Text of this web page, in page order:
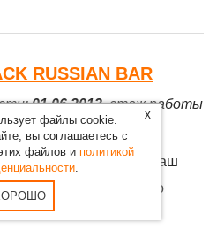
RUSSIAN BAR
01.06.2013, стаж работы
бармен-шоу на ваш
очень удачно
и опытом
X
файлы cookie.
вы соглашаетесь с
файлов и политикой
.